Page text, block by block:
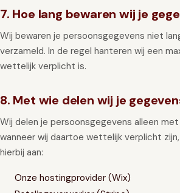
7. Hoe lang bewaren wij je
Wij bewaren je persoonsgegevens niet
verzameld. In de regel hanteren wij een
wettelijk verplicht is.
8. Met wie delen wij je
Wij delen je persoonsgegevens alleen
wanneer wij daartoe wettelijk verplicht
hierbij aan:
Onze hostingprovider (Wix)